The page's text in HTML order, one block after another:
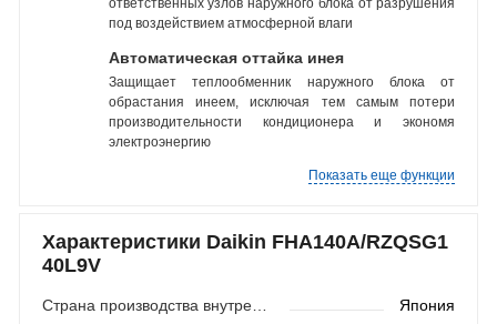
ответственных узлов наружного блока от разрушения
под воздействием атмосферной влаги
Автоматическая оттайка инея
Защищает теплообменник наружного блока от
обрастания инеем, исключая тем самым потери
производительности кондиционера и экономя
электроэнергию
Показать еще функции
Характеристики Daikin FHA140A/RZQSG1
40L9V
Страна производства внутреннего блока Япония